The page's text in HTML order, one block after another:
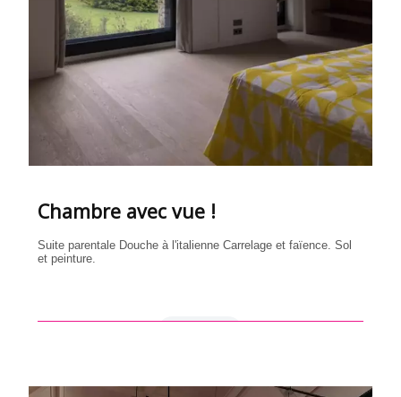
Chambre avec vue !
Suite parentale Douche à l'italienne Carrelage et faïence. Sol
et peinture.